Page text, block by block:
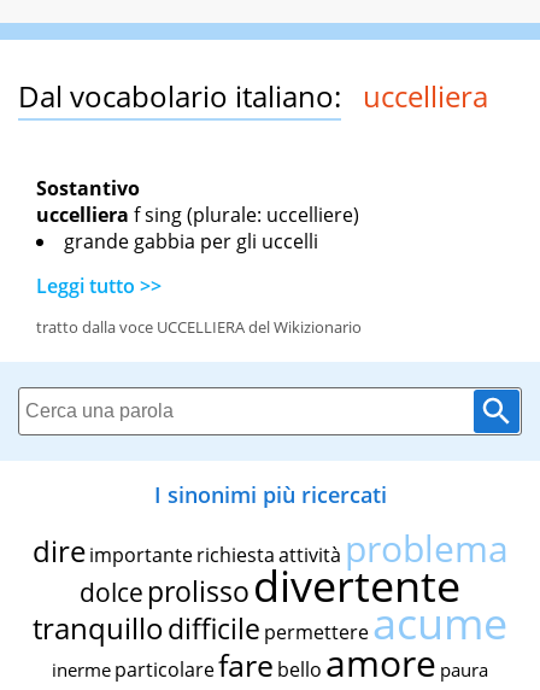
Dal vocabolario italiano: uccelliera
Sostantivo
uccelliera f sing(plurale: uccelliere)
grande gabbia per gli uccelli
Leggi tutto >>
tratto dalla voce UCCELLIERA del Wikizionario
I sinonimi più ricercati
dire importante richiestaattività problema
dolce prolissodivertente
tranquillodifficile permettereacume
inerme particolarefare bello amore paura